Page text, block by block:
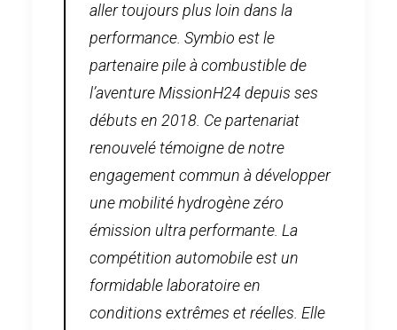
aller toujours plus loin dans la
performance. Symbio est le
partenaire pile à combustible de
l’aventure MissionH24 depuis ses
débuts en 2018. Ce partenariat
renouvelé témoigne de notre
engagement commun à développer
une mobilité hydrogène zéro
émission ultra performante. La
compétition automobile est un
formidable laboratoire en
conditions extrêmes et réelles. Elle